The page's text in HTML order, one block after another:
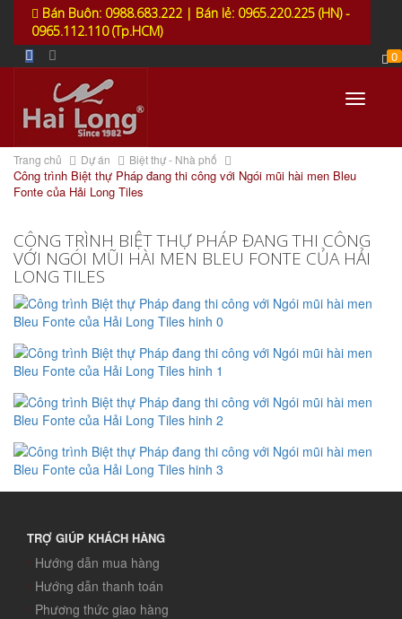
Bán Buôn: 0988.683.222 | Bán lẻ: 0965.220.225 (HN) -
0965.112.110 (Tp.HCM)
0
Toggle
Trang chủ Dự án Biệt thự - Nhà phố
Công trình Biệt thự Pháp đang thi công với Ngói mũi hài men Bleu
Fonte của Hải Long Tiles
CÔNG TRÌNH BIỆT THỰ PHÁP ĐANG THI CÔNG
VỚI NGÓI MŨI HÀI MEN BLEU FONTE CỦA HẢI
LONG TILES
TRỢ GIÚP KHÁCH HÀNG
Hướng dẫn mua hàng
Hướng dẫn thanh toán
Phương thức giao hàng